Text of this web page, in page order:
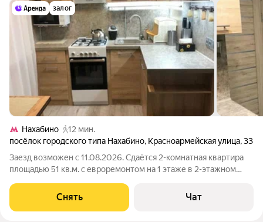
залог
Нахабино
12 мин.
посёлок городского типа Нахабино, Красноармейская улица,33
Заезд возможен с 11.08.2026. Сдаётся 2-комнатная квартира
площадью 51 кв.м. с евроремонтом на 1 этаже в 2-этажном
Газовая плита с духовым шкафом Стиральная машина
Снять Чат